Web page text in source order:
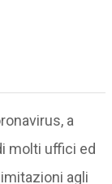
a
molti uffici ed
agli